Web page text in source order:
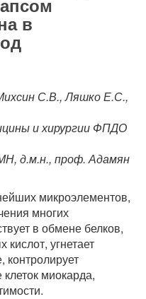
в
С.В., Ляшко Е.С.,
и хирургии ФПДО
д.м.н., проф. Адамян
микроэлементов,
многих
в обмене белков,
угнетает
миокарда,